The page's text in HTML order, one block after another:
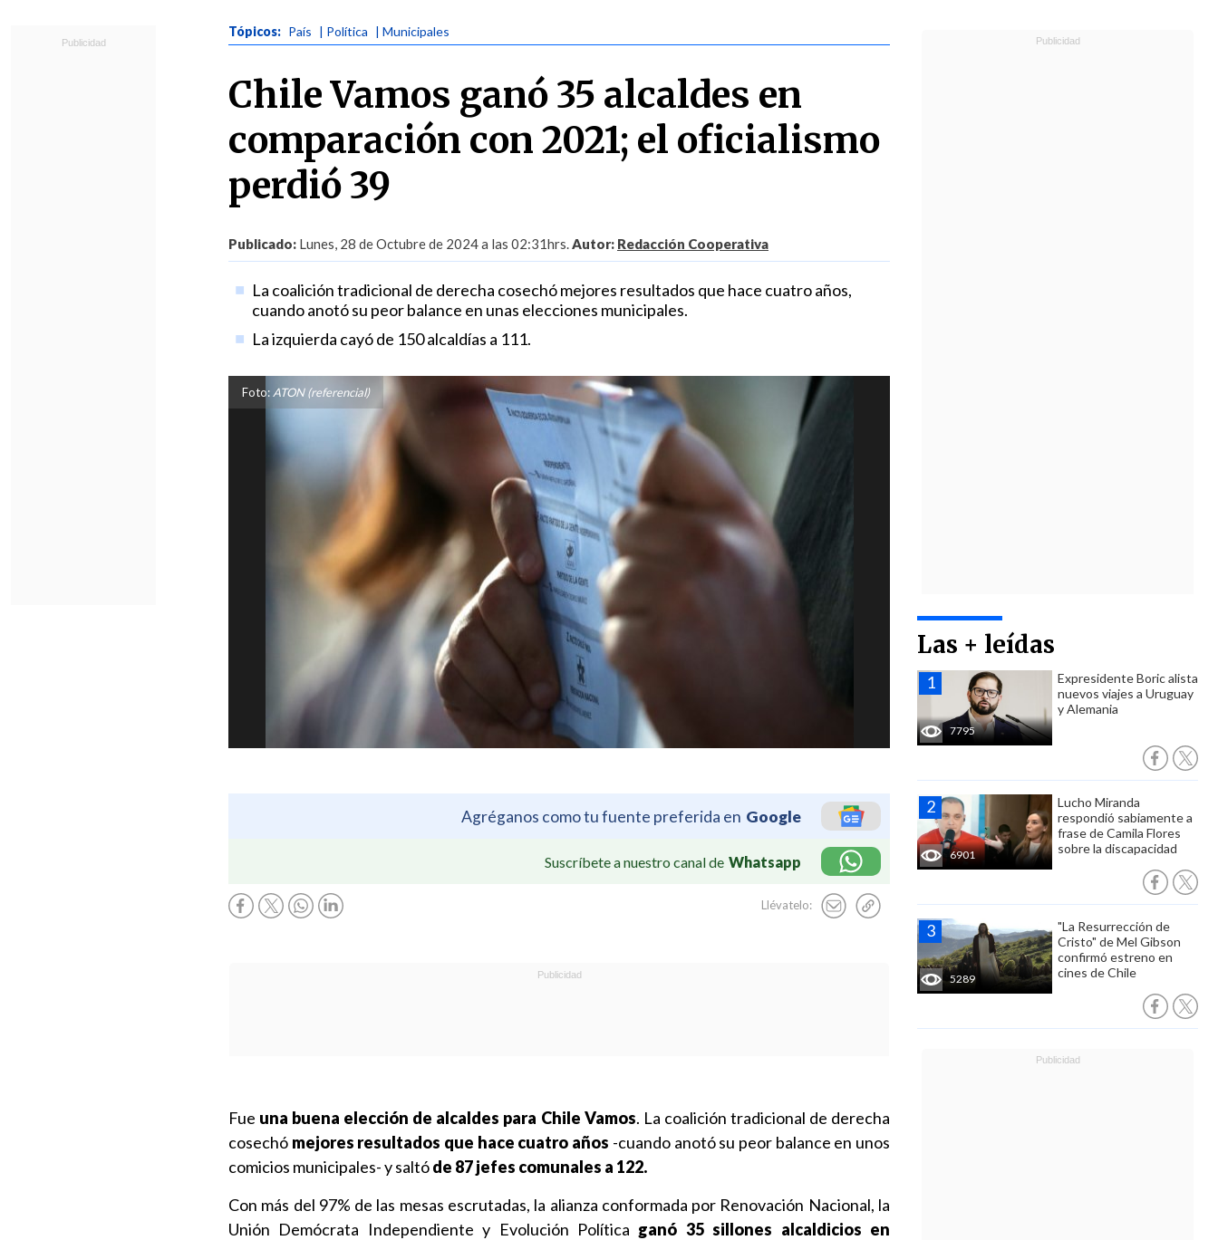
Tópicos: País | Política | Municipales
Chile Vamos ganó 35 alcaldes en
comparación con 2021; el oficialismo
perdió 39
Publicado: Lunes, 28 de Octubre de 2024 a las 02:31hrs.Autor: Redacción Cooperativa
La coalición tradicional de derecha cosechó mejores resultados que hace cuatro años,
cuando anotó su peor balance en unas elecciones municipales.
La izquierda cayó de 150 alcaldías a 111.
Foto: ATON (referencial)
Agréganos como tu fuente preferida en Google
Suscríbete a nuestro canal de Whatsapp
Llévatelo:
Las + leídas
7795
Expresidente Boric alista
nuevos viajes a Uruguay
y Alemania
6901
Lucho Miranda
respondió sabiamente a
frase de Camila Flores
sobre la discapacidad
5289
"La Resurrección de
Cristo" de Mel Gibson
confirmó estreno en
cines de Chile
Fue una buena elección de alcaldes para Chile Vamos. La coalición tradicional de derecha
cosechó mejores resultados que hace cuatro años -cuando anotó su peor balance en unos
comicios municipales- y saltóde 87 jefes comunales a 122.
Con más del 97% de las mesas escrutadas, la alianza conformada por Renovación Nacional, la
Unión Demócrata Independiente y Evolución Política ganó 35 sillones alcaldicios en